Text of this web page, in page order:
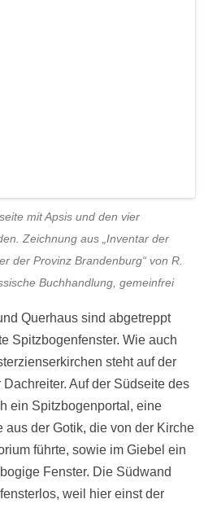
mit Apsis und den vier
Zeichnung aus „Inventar der
der Provinz Brandenburg“ von R.
Buchhandlung, gemeinfrei
Querhaus sind abgetreppt
Spitzbogenfenster. Wie auch
steht auf der
Auf der Südseite des
ein Spitzbogenportal, eine
aus der Gotik, die von der Kirche
führte, sowie im Giebel ein
Fenster. Die Südwand
weil hier einst der